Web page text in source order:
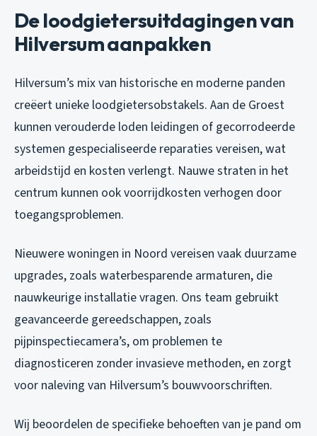
De loodgietersuitdagingen van
Hilversum aanpakken
Hilversum’s mix van historische en moderne panden
creëert unieke loodgietersobstakels. Aan de Groest
kunnen verouderde loden leidingen of gecorrodeerde
systemen gespecialiseerde reparaties vereisen, wat
arbeidstijd en kosten verlengt. Nauwe straten in het
centrum kunnen ook voorrijdkosten verhogen door
toegangsproblemen.
Nieuwere woningen in Noord vereisen vaak duurzame
upgrades, zoals waterbesparende armaturen, die
nauwkeurige installatie vragen. Ons team gebruikt
geavanceerde gereedschappen, zoals
pijpinspectiecamera’s, om problemen te
diagnosticeren zonder invasieve methoden, en zorgt
voor naleving van Hilversum’s bouwvoorschriften.
Wij beoordelen de specifieke behoeften van je pand om